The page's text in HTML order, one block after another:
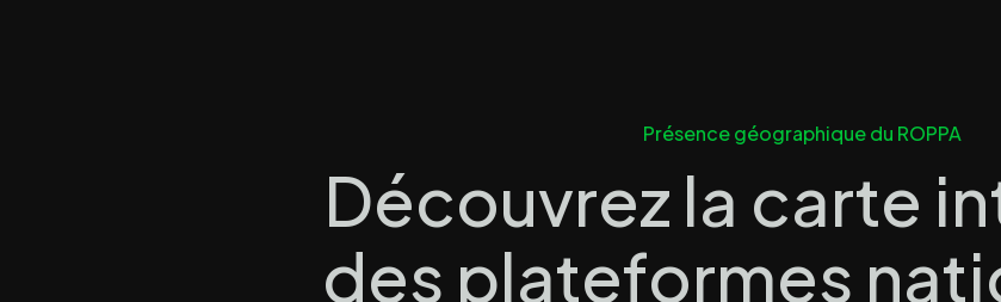
Présence géographique du ROPPA
Découvrez la carte
des plateformes